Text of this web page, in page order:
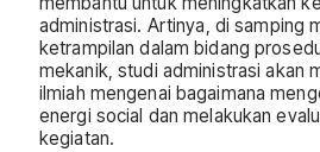
administrasi. Artinya, di samping
ketrampilan dalam bidang
mekanik, studi administrasi akan
ilmiah mengenai bagaimana
energi social dan melakukan
kegiatan.